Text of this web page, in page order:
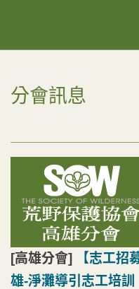
分會訊息
[高雄分會]
【志工招
雄-淨灘導引志工培訓